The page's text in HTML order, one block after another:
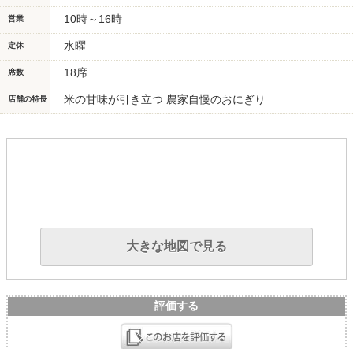
営業 10時～16時
定休 水曜
席数 18席
店舗の特長 米の甘味が引き立つ 農家自慢のおにぎり
大きな地図で見る
評価する